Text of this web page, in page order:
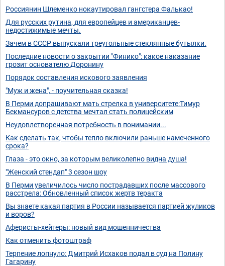
Россиянин Шлеменко нокаутировал гангстера Фалькао!
Для русских рутина, для европейцев и американцев-
недостижимые мечты.
Зачем в СССР выпускали треугольные стеклянные бутылки.
Последние новости о закрытии "Финико": какое наказание
грозит основателю Доронину
Порядок составления искового заявления
"Муж и жена", - поучительная сказка!
В Перми допрашивают мать стрелка в университете:Тимур
Бекмансуров с детства мечтал стать полицейским
Неудовлетворенная потребность в понимании...
Как сделать так, чтобы тепло включили раньше намеченного
срока?
Глаза - это окно, за которым великолепно видна душа!
"Женский стендап" 3 сезон шоу
В Перми увеличилось число пострадавших после массового
расстрела: Обновленный список жертв теракта
Вы знаете какая партия в России называется партией жуликов
и воров?
Аферисты-хейтеры: новый вид мошенничества
Как отменить фотоштраф
Терпение лопнуло: Дмитрий Исхаков подал в суд на Полину
Гагарину